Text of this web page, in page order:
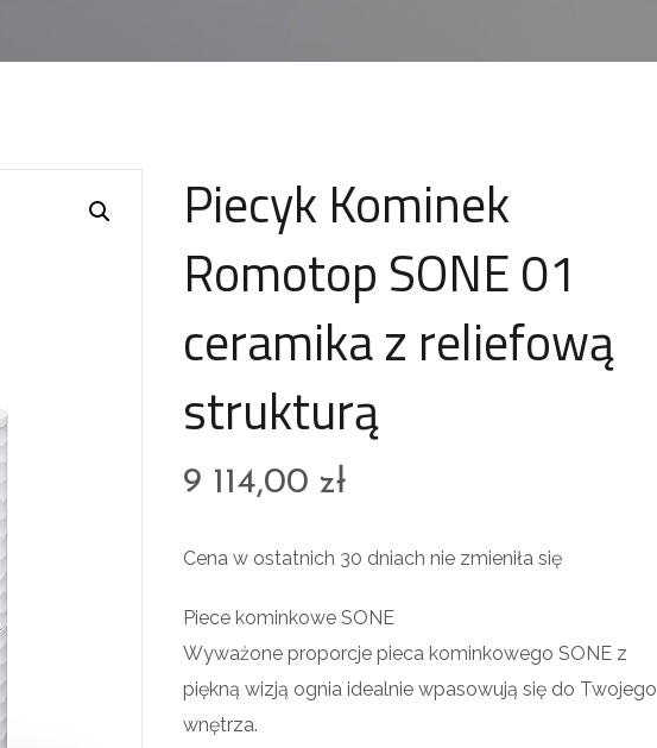
Piecyk Kominek
Romotop SONE 01
ceramika z reliefową
strukturą
9 114,00zł
Cena w ostatnich 30 dniach nie zmieniła się
Piece kominkowe SONE
Wyważone proporcje pieca kominkowego SONE z
piękną wizją ognia idealnie wpasowują się do Twojego
wnętrza.